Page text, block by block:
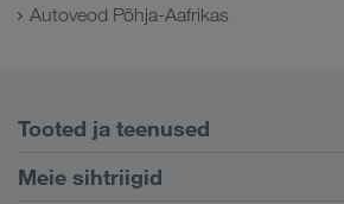
Autoveod Põhja-Aafrikas
Tooted ja teenused
Maanteetransport
Meie sihtriigid